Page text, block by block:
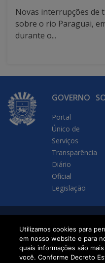
Novas interrupções de
sobre o rio Paraguai,
durante o...
GOVERNO
Portal
Único de
Serviços
Transparência
Diário
Oficial
Legislação
SETDIG | Secretaria-
Executiva de
Transformação Digital
Utilizamos cookies para
em nosso website e para
quais informações são
você. Conforme Decreto